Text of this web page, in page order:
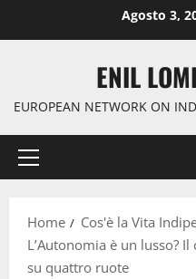
Agosto 3,
ENIL
EUROPEAN NETWORK ON
Home
Cos'è la Vita
L’Autonomia è un lusso?
su quattro ruote